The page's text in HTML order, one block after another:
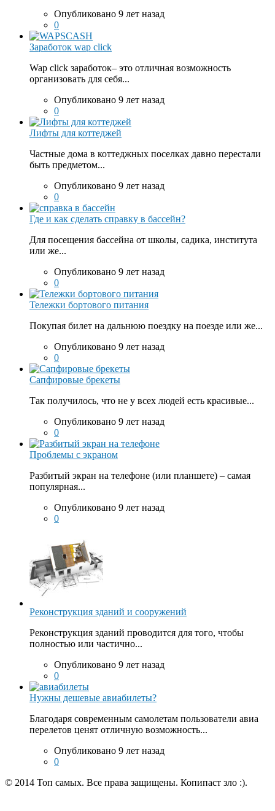
Опубликовано 9 лет назад
0
Заработок wap click
Wap click заработок– это отличная возможность
организовать для себя...
Опубликовано 9 лет назад
0
Лифты для коттеджей
Частные дома в коттеджных поселках давно перестали
быть предметом...
Опубликовано 9 лет назад
0
Где и как сделать справку в бассейн?
Для посещения бассейна от школы, садика, института
или же...
Опубликовано 9 лет назад
0
Тележки бортового питания
Покупая билет на дальнюю поездку на поезде или же...
Опубликовано 9 лет назад
0
Сапфировые брекеты
Так получилось, что не у всех людей есть красивые...
Опубликовано 9 лет назад
0
Проблемы с экраном
Разбитый экран на телефоне (или планшете) – самая
популярная...
Опубликовано 9 лет назад
0
Реконструкция зданий и сооружений
Реконструкция зданий проводится для того, чтобы
полностью или частично...
Опубликовано 9 лет назад
0
Нужны дешевые авиабилеты?
Благодаря современным самолетам пользователи авиа
перелетов ценят отличную возможность...
Опубликовано 9 лет назад
0
© 2014 Топ самых. Все права защищены. Копипаст зло :).